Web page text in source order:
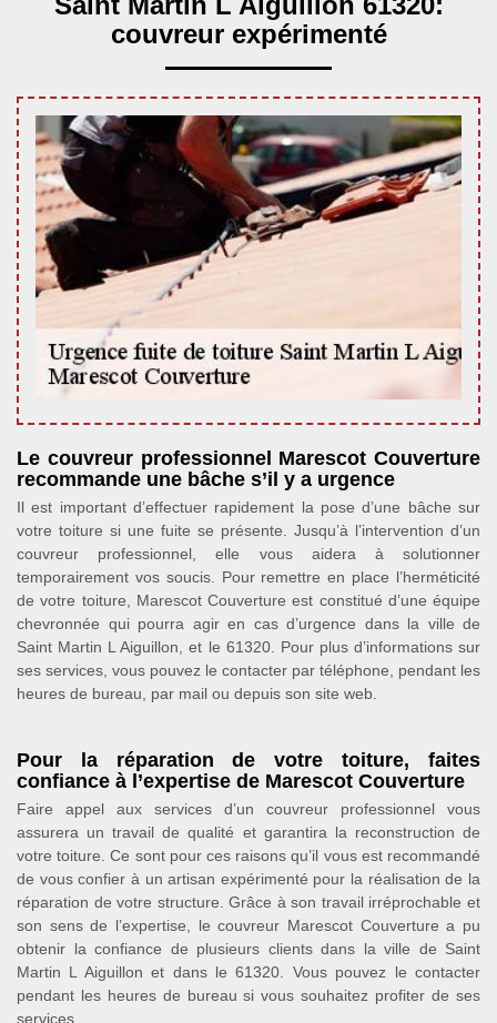
couvreur expérimenté
Le couvreur professionnel Marescot Couverture
recommande une bâche s’il y a urgence
Il est important d’effectuer rapidement la pose d’une bâche sur
votre toiture si une fuite se présente. Jusqu’à l’intervention d’un
couvreur professionnel, elle vous aidera à solutionner
temporairement vos soucis. Pour remettre en place l’herméticité
de votre toiture, Marescot Couverture est constitué d’une équipe
chevronnée qui pourra agir en cas d’urgence dans la ville de
Saint Martin L Aiguillon, et le 61320. Pour plus d’informations sur
ses services, vous pouvez le contacter par téléphone, pendant les
heures de bureau, par mail ou depuis son site web.
Pour la réparation de votre toiture, faites
confiance à l’expertise de Marescot Couverture
Faire appel aux services d’un couvreur professionnel vous
assurera un travail de qualité et garantira la reconstruction de
votre toiture. Ce sont pour ces raisons qu’il vous est recommandé
de vous confier à un artisan expérimenté pour la réalisation de la
réparation de votre structure. Grâce à son travail irréprochable et
son sens de l’expertise, le couvreur Marescot Couverture a pu
obtenir la confiance de plusieurs clients dans la ville de Saint
Martin L Aiguillon et dans le 61320. Vous pouvez le contacter
pendant les heures de bureau si vous souhaitez profiter de ses
services.